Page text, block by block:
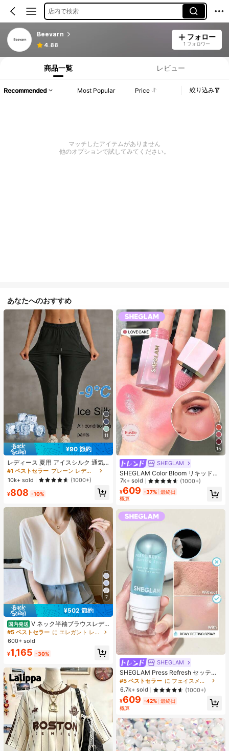
店内で検索
Beevarn
4.88
フォロー
1 フォロワー
商品一覧 レビュー
Recommended Most Popular Price 絞り込み
マッチしたアイテムがありません
他のオプションで試してみてください。
あなたへのおすすめ
11
¥90 節約
レディース 夏用 アイスシルク 通気
性 ランニングパンツ、速乾 軽量 ス
ポーツパンツ ジッパーポケット & ウ
エストバンド付き フィットネス & ジ
ョギング用 ブラック、アスレジャー
#1 ベストセラー
プレーン レディースパンツ
10k+ sold
(1000+)
¥808 -10%
7
¥502 節約
国内発送 V ネック半袖ブラウスレデ
ィース 前タックロールスリーブパー
ルボタンドレープゆったり肉隠しオ
フィス万能シフォントップス
#5 ベストセラー
に エレガント レディーストップス
売り切れ間近！
#5 ベストセラー
に エレガント レディーストップス
売り切れ間近！
#5 ベストセラー
に エレガント レディーストップス
売り切れ間近！
#5 ベストセラー
に エレガント レディーストップス
600+ sold
¥1,165 -30%
15
SHEGLAM
SHEGLAM Color Bloom リキッドチ
ークマット仕上げ-Love Cake チー
ク 女性と女の子のためのブランドビ
ューティーコスメメイクアップ
7k+ sold (1000+)
¥609 -37% 最終日
概算
SHEGLAM
SHEGLAM Press Refresh セッティ
ングスプレー 女性と女の子のための
ブランドビューティーコスメメイク
アップ
#5 ベストセラー
に フェイスメイク
6.7k+ sold
(1000+)
¥609 -42% 最終日
概算